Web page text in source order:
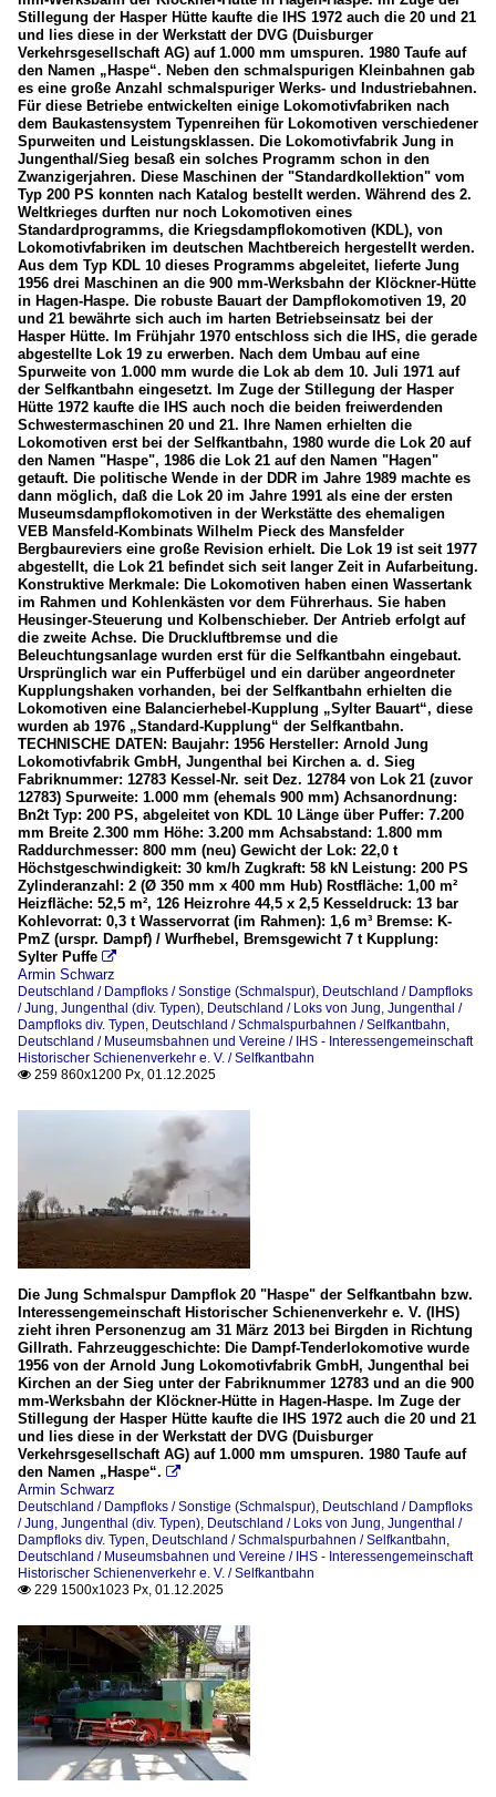
Stillegung der Hasper Hütte kaufte die IHS 1972 auch die 20 und 21
und lies diese in der Werkstatt der DVG (Duisburger
Verkehrsgesellschaft AG) auf 1.000 mm umspuren. 1980 Taufe auf
den Namen „Haspe“. Neben den schmalspurigen Kleinbahnen gab
es eine große Anzahl schmalspuriger Werks- und Industriebahnen.
Für diese Betriebe entwickelten einige Lokomotivfabriken nach
dem Baukastensystem Typenreihen für Lokomotiven verschiedener
Spurweiten und Leistungsklassen. Die Lokomotivfabrik Jung in
Jungenthal/Sieg besaß ein solches Programm schon in den
Zwanzigerjahren. Diese Maschinen der "Standardkollektion" vom
Typ 200 PS konnten nach Katalog bestellt werden. Während des 2.
Weltkrieges durften nur noch Lokomotiven eines
Standardprogramms, die Kriegsdampflokomotiven (KDL), von
Lokomotivfabriken im deutschen Machtbereich hergestellt werden.
Aus dem Typ KDL 10 dieses Programms abgeleitet, lieferte Jung
1956 drei Maschinen an die 900 mm-Werksbahn der Klöckner-Hütte
in Hagen-Haspe. Die robuste Bauart der Dampflokomotiven 19, 20
und 21 bewährte sich auch im harten Betriebseinsatz bei der
Hasper Hütte. Im Frühjahr 1970 entschloss sich die IHS, die gerade
abgestellte Lok 19 zu erwerben. Nach dem Umbau auf eine
Spurweite von 1.000 mm wurde die Lok ab dem 10. Juli 1971 auf
der Selfkantbahn eingesetzt. Im Zuge der Stillegung der Hasper
Hütte 1972 kaufte die IHS auch noch die beiden freiwerdenden
Schwestermaschinen 20 und 21. Ihre Namen erhielten die
Lokomotiven erst bei der Selfkantbahn, 1980 wurde die Lok 20 auf
den Namen "Haspe", 1986 die Lok 21 auf den Namen "Hagen"
getauft. Die politische Wende in der DDR im Jahre 1989 machte es
dann möglich, daß die Lok 20 im Jahre 1991 als eine der ersten
Museumsdampflokomotiven in der Werkstätte des ehemaligen
VEB Mansfeld-Kombinats Wilhelm Pieck des Mansfelder
Bergbaureviers eine große Revision erhielt. Die Lok 19 ist seit 1977
abgestellt, die Lok 21 befindet sich seit langer Zeit in Aufarbeitung.
Konstruktive Merkmale: Die Lokomotiven haben einen Wassertank
im Rahmen und Kohlenkästen vor dem Führerhaus. Sie haben
Heusinger-Steuerung und Kolbenschieber. Der Antrieb erfolgt auf
die zweite Achse. Die Druckluftbremse und die
Beleuchtungsanlage wurden erst für die Selfkantbahn eingebaut.
Ursprünglich war ein Pufferbügel und ein darüber angeordneter
Kupplungshaken vorhanden, bei der Selfkantbahn erhielten die
Lokomotiven eine Balancierhebel-Kupplung „Sylter Bauart“, diese
wurden ab 1976 „Standard-Kupplung“ der Selfkantbahn.
TECHNISCHE DATEN: Baujahr: 1956 Hersteller: Arnold Jung
Lokomotivfabrik GmbH, Jungenthal bei Kirchen a. d. Sieg
Fabriknummer: 12783 Kessel-Nr. seit Dez. 12784 von Lok 21 (zuvor
12783) Spurweite: 1.000 mm (ehemals 900 mm) Achsanordnung:
Bn2t Typ: 200 PS, abgeleitet von KDL 10 Länge über Puffer: 7.200
mm Breite 2.300 mm Höhe: 3.200 mm Achsabstand: 1.800 mm
Raddurchmesser: 800 mm (neu) Gewicht der Lok: 22,0 t
Höchstgeschwindigkeit: 30 km/h Zugkraft: 58 kN Leistung: 200 PS
Zylinderanzahl: 2 (Ø 350 mm x 400 mm Hub) Rostfläche: 1,00 m²
Heizfläche: 52,5 m², 126 Heizrohre 44,5 x 2,5 Kesseldruck: 13 bar
Kohlevorrat: 0,3 t Wasservorrat (im Rahmen): 1,6 m³ Bremse: K-
PmZ (urspr. Dampf) / Wurfhebel, Bremsgewicht 7 t Kupplung:
Sylter Puffe 
Armin Schwarz
Deutschland / Dampfloks / Sonstige (Schmalspur), Deutschland / Dampfloks
/ Jung, Jungenthal (div. Typen), Deutschland / Loks von Jung, Jungenthal /
Dampfloks div. Typen, Deutschland / Schmalspurbahnen / Selfkantbahn,
Deutschland / Museumsbahnen und Vereine / IHS - Interessengemeinschaft
Historischer Schienenverkehr e. V. / Selfkantbahn
 259 860x1200 Px, 01.12.2025
Die Jung Schmalspur Dampflok 20 "Haspe" der Selfkantbahn bzw.
Interessengemeinschaft Historischer Schienenverkehr e. V. (IHS)
zieht ihren Personenzug am 31 März 2013 bei Birgden in Richtung
Gillrath. Fahrzeuggeschichte: Die Dampf-Tenderlokomotive wurde
1956 von der Arnold Jung Lokomotivfabrik GmbH, Jungenthal bei
Kirchen an der Sieg unter der Fabriknummer 12783 und an die 900
mm-Werksbahn der Klöckner-Hütte in Hagen-Haspe. Im Zuge der
Stillegung der Hasper Hütte kaufte die IHS 1972 auch die 20 und 21
und lies diese in der Werkstatt der DVG (Duisburger
Verkehrsgesellschaft AG) auf 1.000 mm umspuren. 1980 Taufe auf
den Namen „Haspe“. 
Armin Schwarz
Deutschland / Dampfloks / Sonstige (Schmalspur), Deutschland / Dampfloks
/ Jung, Jungenthal (div. Typen), Deutschland / Loks von Jung, Jungenthal /
Dampfloks div. Typen, Deutschland / Schmalspurbahnen / Selfkantbahn,
Deutschland / Museumsbahnen und Vereine / IHS - Interessengemeinschaft
Historischer Schienenverkehr e. V. / Selfkantbahn
 229 1500x1023 Px, 01.12.2025